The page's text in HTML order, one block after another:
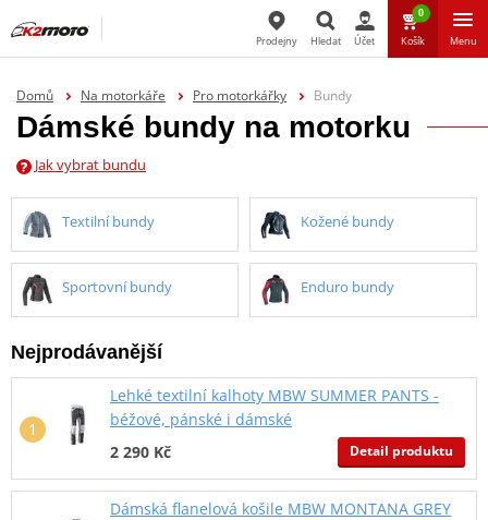
Prodejny Hledat Účet
0
Košík Menu
Domů Na motorkáře Pro motorkářky Bundy
Dámské bundy na motorku
Jak vybrat bundu
Textilní bundy Kožené bundy
Sportovní bundy Enduro bundy
Nejprodávanější
Lehké textilní kalhoty MBW SUMMER PANTS -
béžové, pánské i dámské
2 290 Kč
Detail produktu
Dámská flanelová košile MBW MONTANA GREY